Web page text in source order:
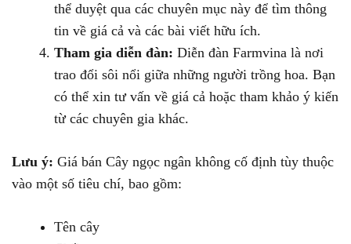
thể duyệt qua các chuyên mục này để tìm thông
tin về giá cả và các bài viết hữu ích.
Tham gia diễn đàn: Diễn đàn Farmvina là nơi
trao đổi sôi nổi giữa những người trồng hoa. Bạn
có thể xin tư vấn về giá cả hoặc tham khảo ý kiến
từ các chuyên gia khác.
Lưu ý: Giá bán Cây ngọc ngân không cố định tùy thuộc
vào một số tiêu chí, bao gồm:
Tên cây